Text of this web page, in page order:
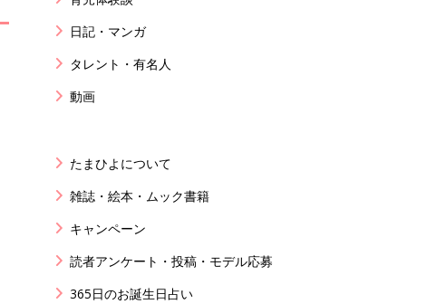
日記・マンガ
タレント・有名人
動画
たまひよについて
雑誌・絵本・ムック書籍
キャンペーン
読者アンケート・投稿・モデル応募
365日のお誕生日占い